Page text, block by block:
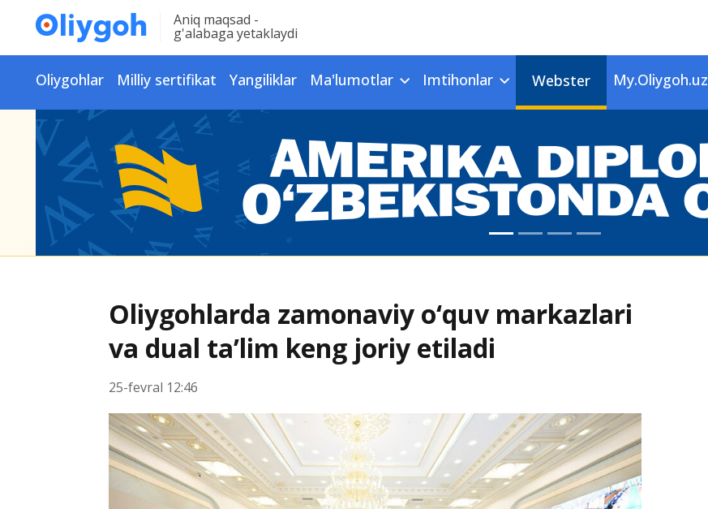
Aniq maqsad -
g'alabaga yetaklaydi
Oliygohlar Milliy sertifikat Yangiliklar Ma'lumotlar Imtihonlar Webster My.Oliygoh.uz
Oliygohlarda zamonaviy o‘quv markazlari
va dual ta’lim keng joriy etiladi
25-fevral 12:46